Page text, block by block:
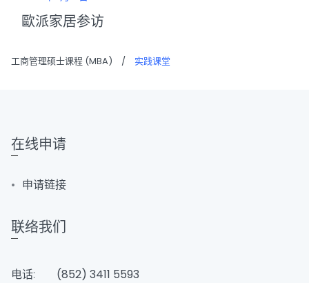
歐派家居参访
工商管理硕士课程 (MBA) / 实践课堂
在线申请
申请链接
联络我们
电话:
(852) 3411 5593